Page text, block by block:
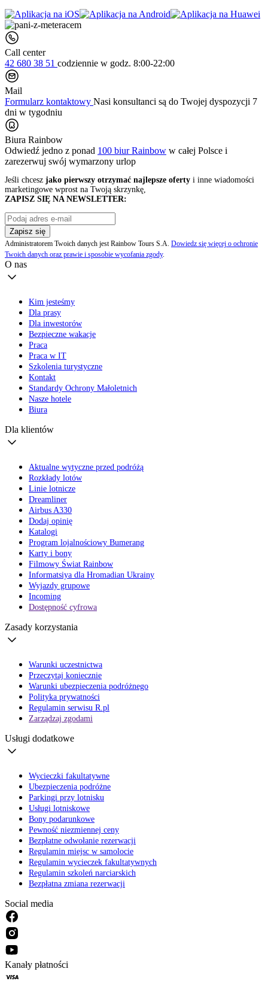
Call center
42 680 38 51 codziennie w godz. 8:00-22:00
Mail
Formularz kontaktowy Nasi konsultanci są do Twojej dyspozycji 7
dni w tygodniu
Biura Rainbow
Odwiedź jedno z ponad 100 biur Rainbow w całej Polsce i
zarezerwuj swój wymarzony urlop
Jeśli chcesz jako pierwszy otrzymać najlepsze oferty i inne wiadomości
marketingowe wprost na Twoją skrzynkę,
ZAPISZ SIĘ NA NEWSLETTER:
Zapisz się
Administratorem Twoich danych jest Rainbow Tours S.A. Dowiedz się więcej o ochronie
Twoich danych oraz prawie i sposobie wycofania zgody.
O nas
Kim jesteśmy
Dla prasy
Dla inwestorów
Bezpieczne wakacje
Praca
Praca w IT
Szkolenia turystyczne
Kontakt
Standardy Ochrony Małoletnich
Nasze hotele
Biura
Dla klientów
Aktualne wytyczne przed podróżą
Rozkłady lotów
Linie lotnicze
Dreamliner
Airbus A330
Dodaj opinię
Katalogi
Program lojalnościowy Bumerang
Karty i bony
Filmowy Świat Rainbow
Informatsiya dla Hromadian Ukrainy
Wyjazdy grupowe
Incoming
Dostępność cyfrowa
Zasady korzystania
Warunki uczestnictwa
Przeczytaj koniecznie
Warunki ubezpieczenia podróżnego
Polityka prywatności
Regulamin serwisu R.pl
Zarządzaj zgodami
Usługi dodatkowe
Wycieczki fakultatywne
Ubezpieczenia podróżne
Parkingi przy lotnisku
Usługi lotniskowe
Bony podarunkowe
Pewność niezmiennej ceny
Bezpłatne odwołanie rezerwacji
Regulamin miejsc w samolocie
Regulamin wycieczek fakultatywnych
Regulamin szkoleń narciarskich
Bezpłatna zmiana rezerwacji
Social media
Kanały płatności